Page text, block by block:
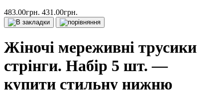
483.00грн. 431.00грн.
Жіночі мереживні трусики
стрінги. Набір 5 шт. —
купити стильну нижню